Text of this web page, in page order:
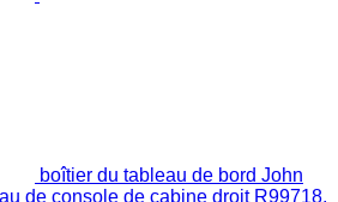
boîtier du tableau de bord John
de console de cabine droit R99718,